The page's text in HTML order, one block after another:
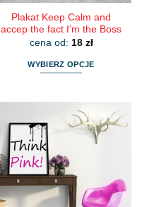
Plakat Keep Calm and
accep the fact I’m the Boss
cena od: 18 zł
WYBIERZ OPCJE
wiele
wariantów.
Opcje
można
wybrać
na